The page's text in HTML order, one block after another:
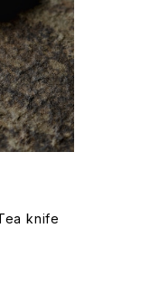
Tea knife